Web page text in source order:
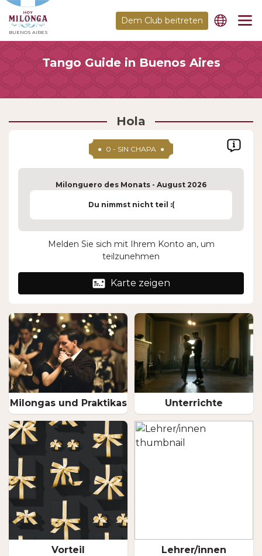
BUENOS AIRES
Dem Club beitreten
Tango Guide in Buenos Aires
Hola
● 0 - SIN CHAPA ●
Milonguero des Monats - August 2026
Du nimmst nicht teil :(
Melden Sie sich mit Ihrem Konto an, um
teilzunehmen
Karte zeigen
Milongas und Praktikas Unterrichte
Vorteil Lehrer/innen